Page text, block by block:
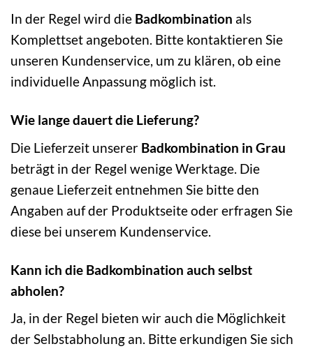
In der Regel wird die Badkombination als
Komplettset angeboten. Bitte kontaktieren Sie
unseren Kundenservice, um zu klären, ob eine
individuelle Anpassung möglich ist.
Wie lange dauert die Lieferung?
Die Lieferzeit unserer Badkombination in Grau
beträgt in der Regel wenige Werktage. Die
genaue Lieferzeit entnehmen Sie bitte den
Angaben auf der Produktseite oder erfragen Sie
diese bei unserem Kundenservice.
Kann ich die Badkombination auch selbst
abholen?
Ja, in der Regel bieten wir auch die Möglichkeit
der Selbstabholung an. Bitte erkundigen Sie sich